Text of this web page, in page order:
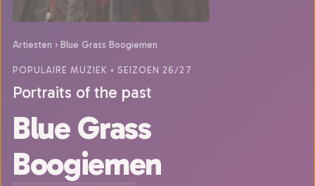
Artiesten › Blue Grass Boogiemen
POPULAIRE MUZIEK • SEIZOEN 26/27
Portraits of the past
Blue Grass
Boogiemen